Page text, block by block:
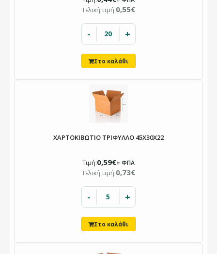
Τελική τιμή:0,55€
- +
ΧΑΡΤΟΚΙΒΩΤΙΟ ΤΡΙΦΥΛΛΟ 45X30X22
Τιμή:0,59€+ ΦΠΑ
Τελική τιμή:0,73€
- +